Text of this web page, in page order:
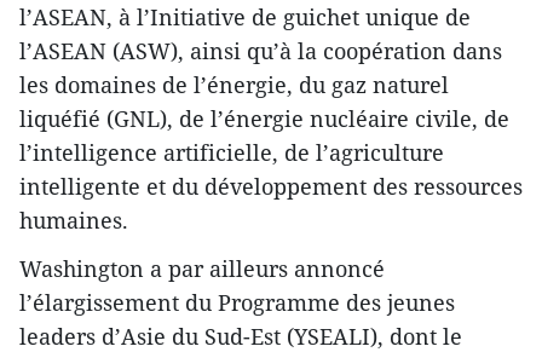
l’ASEAN, à l’Initiative de guichet unique de
l’ASEAN (ASW), ainsi qu’à la coopération dans
les domaines de l’énergie, du gaz naturel
liquéfié (GNL), de l’énergie nucléaire civile, de
l’intelligence artificielle, de l’agriculture
intelligente et du développement des ressources
humaines.
Washington a par ailleurs annoncé
l’élargissement du Programme des jeunes
leaders d’Asie du Sud-Est (YSEALI), dont le